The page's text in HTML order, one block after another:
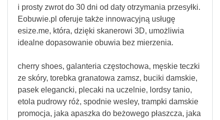
i prosty zwrot do 30 dni od daty otrzymania przesyłki.
Eobuwie.pl oferuje także innowacyjną usługę
esize.me, która, dzięki skanerowi 3D, umożliwia
idealne dopasowanie obuwia bez mierzenia.
cherry shoes, galanteria częstochowa, męskie teczki
ze skóry, torebka granatowa zamsz, buciki damskie,
pasek elegancki, plecaki na uczelnie, lordsy tanio,
etola pudrowy róż, spodnie wesley, trampki damskie
promocja, jaka apaszka do beżowego płaszcza, jaka